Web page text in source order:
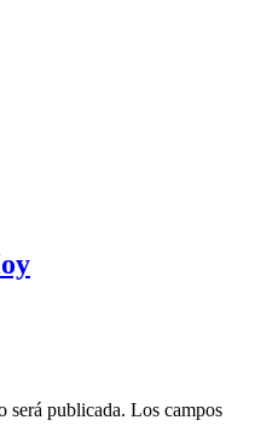
será publicada. Los campos